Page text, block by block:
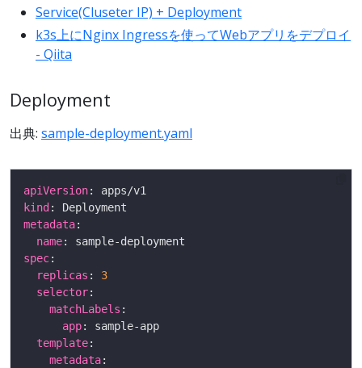
Service(Cluseter IP) + Deployment
k3s上にNginx Ingressを使ってWebアプリをデプロイ
- Qiita
Deployment
出典: sample-deployment.yaml
apiVersion
kind
metadata
name
spec
replicas : 3
selector
matchLabels
app
template
metadata